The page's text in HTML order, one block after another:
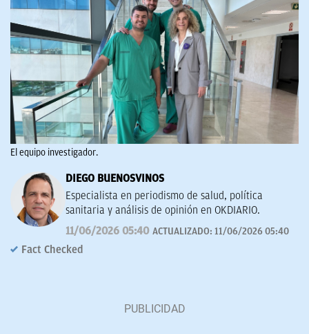
El equipo investigador.
DIEGO BUENOSVINOS
Especialista en periodismo de salud, política
sanitaria y análisis de opinión en OKDIARIO.
11/06/2026 05:40 ACTUALIZADO: 11/06/2026 05:40
Fact Checked